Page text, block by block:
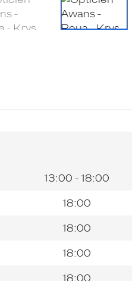
13:00 - 18:00
18:00
18:00
18:00
18:00